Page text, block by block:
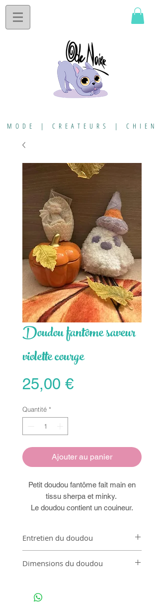
MODE | CREATEURS | CHIEN
Doudou fantôme saveur
violette courge
25,00 €Prix
Quantité *
Ajouter au panier
Petit doudou fantôme fait main en
tissu sherpa et minky.
Le doudou contient un couineur.
Entretien du doudou
Dimensions du doudou